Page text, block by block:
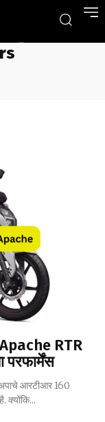
Apache RTR
परफार्मेंस
आरटीआर 160
क्योंकि...